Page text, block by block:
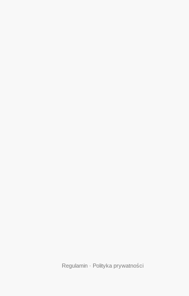
Polityka prywatności
Regulamin·